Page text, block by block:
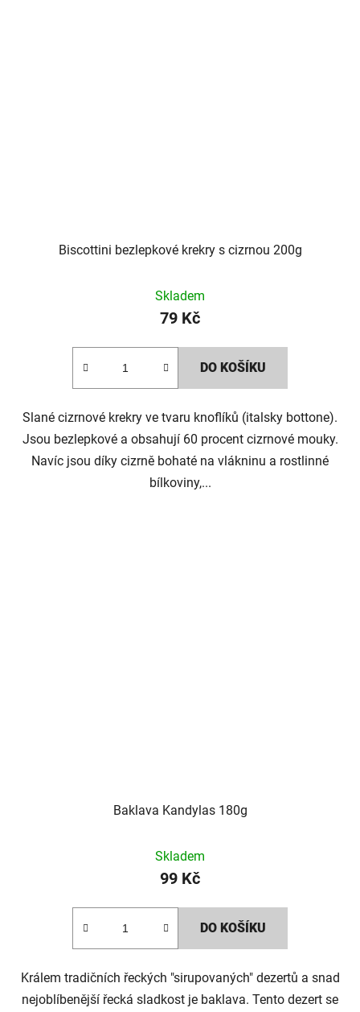
Biscottini bezlepkové krekry s cizrnou 200g
Skladem
79 Kč
DO KOŠÍKU
Slané cizrnové krekry ve tvaru knoflíků (italsky bottone).
Jsou bezlepkové a obsahují 60 procent cizrnové mouky.
Navíc jsou díky cizrně bohaté na vlákninu a rostlinné
bílkoviny,...
Baklava Kandylas 180g
Skladem
99 Kč
DO KOŠÍKU
Králem tradičních řeckých "sirupovaných" dezertů a snad
nejoblíbenější řecká sladkost je baklava. Tento dezert se